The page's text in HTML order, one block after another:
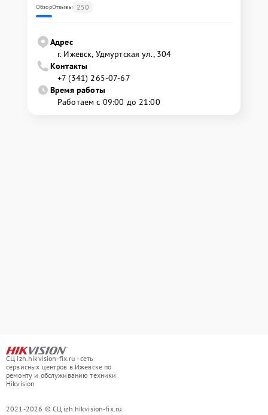
ОбзорОтзывы 250
Адрес
г. Ижевск, Удмуртская ул., 304
Контакты
+7 (341) 265-07-67
Время работы
Работаем с 09:00 до 21:00
СЦ izh.hikvision-fix.ru - сеть
сервисных центров в Ижевске по
ремонту и обслуживанию техники
Hikvision
2021-2026 © СЦ izh.hikvision-fix.ru